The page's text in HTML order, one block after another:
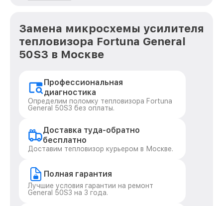
Замена микросхемы усилителя
тепловизора Fortuna General
50S3 в Москве
Профессиональная
диагностика
Определим поломку тепловизора Fortuna
General 50S3 без оплаты.
Доставка туда-обратно
бесплатно
Доставим тепловизор курьером в Москве.
Полная гарантия
Лучшие условия гарантии на ремонт
General 50S3 на 3 года.